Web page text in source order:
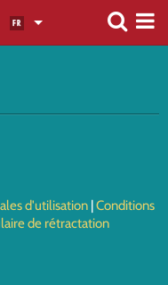
d'utilisation Conditions
de rétractation